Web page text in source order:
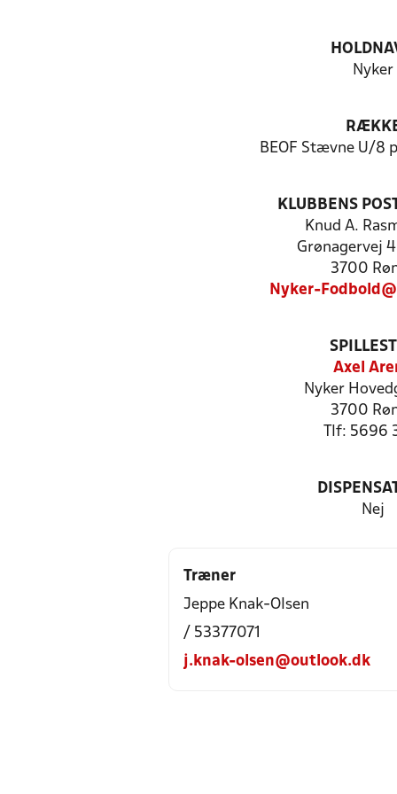
Nyker
BEOF Stævne U/8
KLUBBENS
Knud A.
Grønagervej
3700
Nyker-
Axel
Nyker
3700
Tlf: 5696
Nej
Træner
Jeppe Knak-Olsen
/ 53377071
j.knak-olsen@outlook.dk